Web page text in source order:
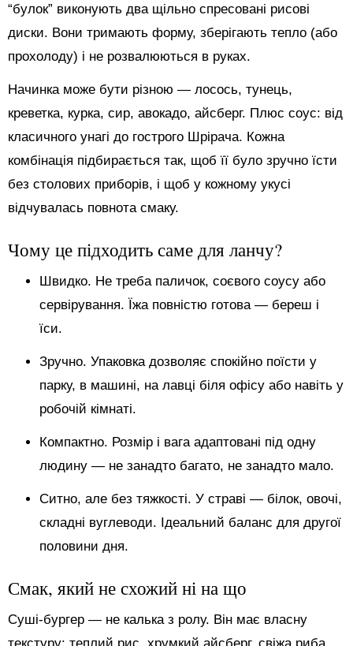
“булок” виконують два щільно спресовані рисові
диски. Вони тримають форму, зберігають тепло (або
прохолоду) і не розвалюються в руках.
Начинка може бути різною — лосось, тунець,
креветка, курка, сир, авокадо, айсберг. Плюс соус: від
класичного унагі до гострого Шрірача. Кожна
комбінація підбирається так, щоб її було зручно їсти
без столових приборів, і щоб у кожному укусі
відчувалась повнота смаку.
Чому це підходить саме для ланчу?
Швидко. Не треба паличок, соєвого соусу або
сервірування. Їжа повністю готова — береш і
їси.
Зручно. Упаковка дозволяє спокійно поїсти у
парку, в машині, на лавці біля офісу або навіть у
робочій кімнаті.
Компактно. Розмір і вага адаптовані під одну
людину — не занадто багато, не занадто мало.
Ситно, але без тяжкості. У страві — білок, овочі,
складні вуглеводи. Ідеальний баланс для другої
половини дня.
Смак, який не схожий ні на що
Суші-бургер — не калька з ролу. Він має власну